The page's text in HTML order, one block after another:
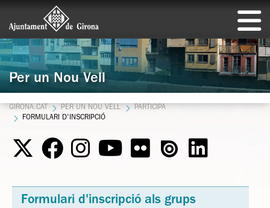
Per un Nou Vell
GIRONA.CAT PER UN NOU VELL
PARTICIPA
FORMULARI D'INSCRIPCIÓ
Formulari d'inscripció als grups